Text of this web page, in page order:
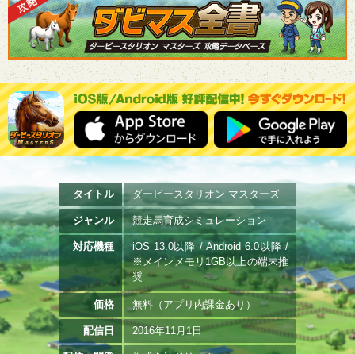
タイトル ダービースタリオン マスターズ
ジャンル 競走馬育成シミュレーション
対応機種
iOS 13.0以降 / Android 6.0以降 /
※メインメモリ1GB以上の端末推
奨
価格 無料（アプリ内課金あり）
配信日 2016年11月1日